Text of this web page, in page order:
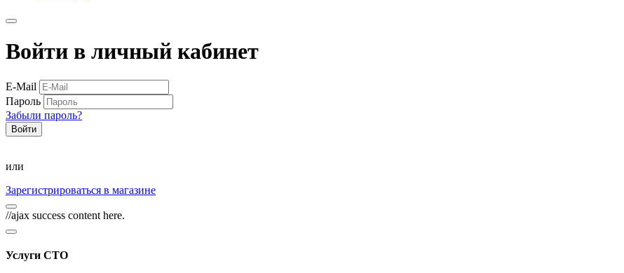
Войти в личный кабинет
E-Mail
Пароль
Забыли пароль?
или
Зарегистрироваться в магазине
//ajax success content here.
Услуги СТО